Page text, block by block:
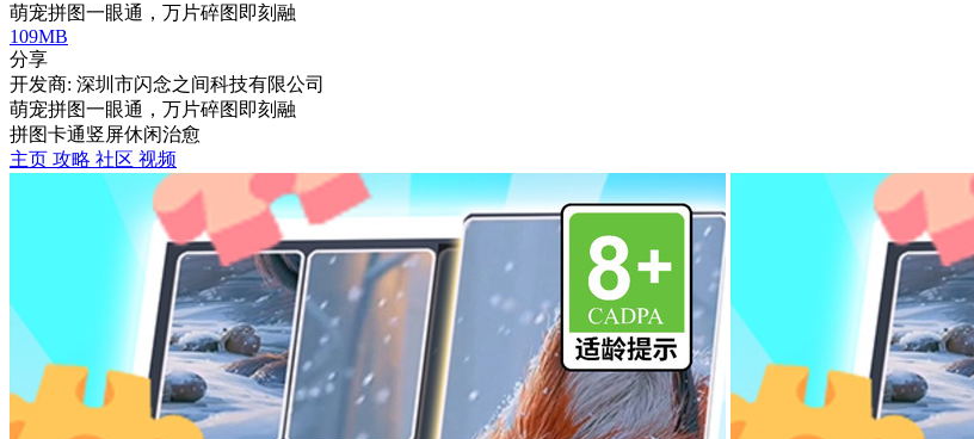
萌宠拼图一眼通，万片碎图即刻融
109MB
分享
开发商: 深圳市闪念之间科技有限公司
萌宠拼图一眼通，万片碎图即刻融
拼图卡通竖屏休闲治愈
主页 攻略 社区 视频